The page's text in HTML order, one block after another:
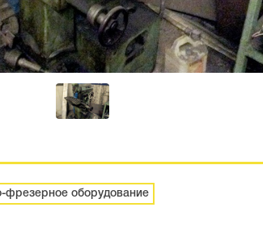
фрезерное оборудование